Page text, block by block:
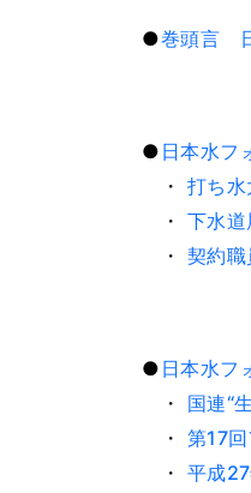
●巻頭言
● 日本水フ
・ 打ち水
・ 下水道
・ 契約
● 日本水フ
・ 国連“
・ 第17
・ 平成